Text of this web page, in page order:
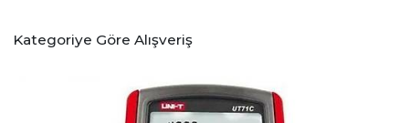
Kategoriye Göre Alışveriş